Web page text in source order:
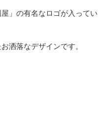
」の有名なロゴが入ってい
洒落なデザインです。